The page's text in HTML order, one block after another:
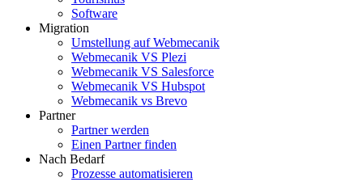
Software
Migration
Umstellung auf Webmecanik
Webmecanik VS Plezi
Webmecanik VS Salesforce
Webmecanik VS Hubspot
Webmecanik vs Brevo
Partner
Partner werden
Einen Partner finden
Nach Bedarf
Prozesse automatisieren